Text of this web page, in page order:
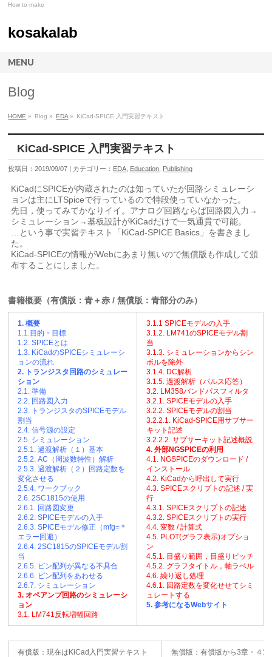
How to make
kosakalab
MENU
Blog
HOME » Blog » EDA » KiCad-SPICE 入門実習テキスト
KiCad-SPICE 入門実習テキスト
投稿日：2019/09/07 | カテゴリー： EDA Education Publishing
KiCadにSPICEが内蔵されたのは知っていたが回路シミュレーシ
ョンは主にLTSpiceで行っているので特段使っていなかった。
先日，使ってみてかなりイイ。アナログ回路ならば回路図入力→
シミュレーション→基板設計がKiCadだけで一気通貫で可能。
…という事で実習テキスト「KiCad-SPICE Basics」を書きまし
た。
KiCad-SPICEの情報がWebにあまり無いので無償版も作成して頒
布することにしました。
書籍概要（有償版：青＋赤 / 無償版：青部分のみ）
1. 概要
1.1.目的・目標
1.2. SPICEとは
1.3. KiCadのSPICEシミュレーシ
ョンの流れ
2. トランジスタ回路のシミュレー
ション
2.1. 準備
2.2. 回路図入力
2.3. トランジスタのSPICEモデル
割当
2.4. 信号源の設定
2.5. シミュレーション
2.5.1. 過渡解析（１）基本
2.5.2. AC（周波数特性）解析
2.5.3. 過渡解析（２）回路定数を
変化させる
2.5.4. ワークブック
2.6. 2SC1815の使用
2.6.1. 回路図変更
2.6.2. SPICEモデルの入手
2.6.3. SPICEモデル修正（mfg=＊
エラー回避）
2.6.4. 2SC1815のSPICEモデル割
当
2.6.5. ピン配列が異なる不具合
2.6.6. ピン配列をあわせる
2.6.7. シミュレーション
3. オペアンプ回路のシミュレーシ
ョン
3.1. LM741反転増幅回路
3.1.1 SPICEモデルの入手
3.1.2. LM741のSPICEモデル割
当
3.1.3. シミュレーションからシン
ボルを除外
3.1.4. DC解析
3.1.5. 過渡解析（パルス応答）
3.2. LM358バンドパスフィルタ
3.2.1. SPICEモデルの入手
3.2.2. SPICEモデルの割当
3.2.2.1. KiCad-SPICE用サブサー
キット記述
3.2.2.2. サブサーキット記述概説
4. 外部NGSPICEの利用
4.1. NGSPICEのダウンロード /
インストール
4.2. KiCadから呼出して実行
4.3. SPICEスクリプトの記述 / 実
行
4.3.1. SPICEスクリプトの記述
4.3.2. SPICEスクリプトの実行
4.4. 変数 / 計算式
4.5. PLOT(グラフ表示)オプショ
ン
4.5.1. 目盛り範囲，目盛りピッチ
4.5.2. グラフタイトル，軸ラベル
4.6. 繰り返し処理
4.6.1. 回路定数を変化せせてシミ
ュレートする
5. 参考になるWebサイト
有償版：現在はKiCad入門実習テキスト
無償版：有償版から3章・４